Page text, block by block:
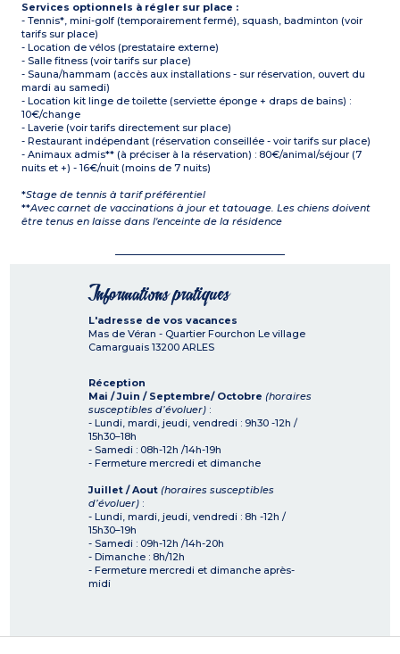
Services optionnels à régler sur place :
- Tennis*, mini-golf (temporairement fermé), squash, badminton (voir
tarifs sur place)
- Location de vélos (prestataire externe)
- Salle fitness (voir tarifs sur place)
- Sauna/hammam (accès aux installations - sur réservation, ouvert du
mardi au samedi)
- Location kit linge de toilette (serviette éponge + draps de bains) :
10€/change
- Laverie (voir tarifs directement sur place)
- Restaurant indépendant (réservation conseillée - voir tarifs sur place)
- Animaux admis** (à préciser à la réservation) : 80€/animal/séjour (7
nuits et +) - 16€/nuit (moins de 7 nuits)
*Stage de tennis à tarif préférentiel
**Avec carnet de vaccinations à jour et tatouage. Les chiens doivent
être tenus en laisse dans l'enceinte de la résidence
Informations pratiques
L'adresse de vos vacances
Mas de Véran - Quartier Fourchon Le village
Camarguais 13200 ARLES
Réception
Mai / Juin / Septembre/ Octobre (horaires
susceptibles d’évoluer) :
- Lundi, mardi, jeudi, vendredi : 9h30 -12h /
15h30–18h
- Samedi : 08h-12h /14h-19h
- Fermeture mercredi et dimanche
Juillet / Aout (horaires susceptibles
d’évoluer) :
- Lundi, mardi, jeudi, vendredi : 8h -12h /
15h30–19h
- Samedi : 09h-12h /14h-20h
- Dimanche : 8h/12h
- Fermeture mercredi et dimanche après-
midi